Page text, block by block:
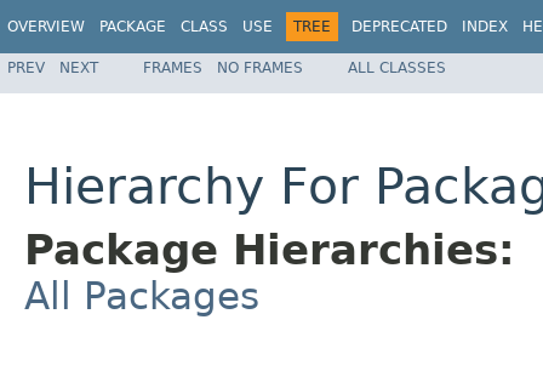
OVERVIEW PACKAGE CLASS USE TREE DEPRECATED INDEX
PREV NEXT FRAMES NO FRAMES ALL CLASSES
Hierarchy For
Package Hierarchies:
All Packages